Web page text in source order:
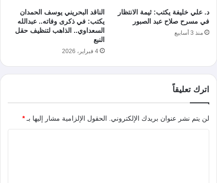
د. علي خليفة يكتب: ثيمة الانتظار
في مسرح صلاح عبد الصبور
منذ 3 أسابيع
الناقد البحريني يوسف الحمدان
يكتب: في ذكرى وفاته.. عبدالله
السعداوي.. الذاهب لتنظيف حقل
النبع
4 فبراير، 2026
اترك تعليقاً
لن يتم نشر عنوان بريدك الإلكتروني. الحقول الإلزامية مشار إليها بـ*